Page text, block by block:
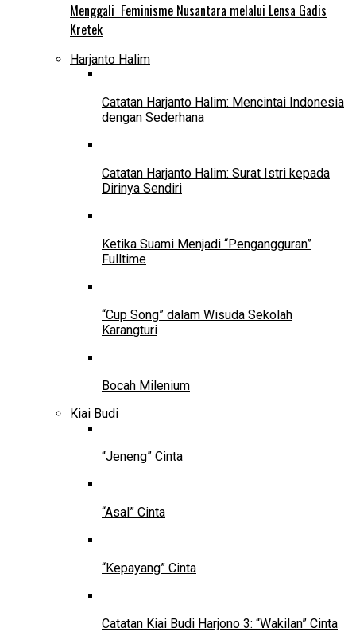
Menggali Feminisme Nusantara melalui Lensa Gadis
Kretek
Harjanto Halim
Catatan Harjanto Halim: Mencintai Indonesia
dengan Sederhana
Catatan Harjanto Halim: Surat Istri kepada
Dirinya Sendiri
Ketika Suami Menjadi “Pengangguran”
Fulltime
“Cup Song” dalam Wisuda Sekolah
Karangturi
Bocah Milenium
Kiai Budi
“Jeneng” Cinta
“Asal” Cinta
“Kepayang” Cinta
Catatan Kiai Budi Harjono 3: “Wakilan” Cinta